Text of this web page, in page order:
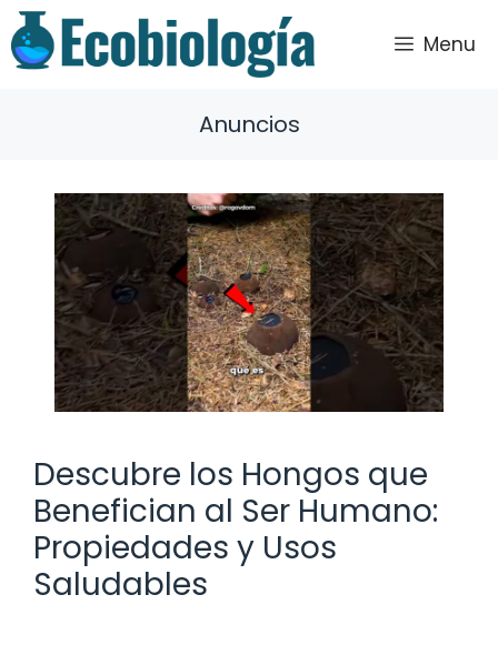
Saltar
al
contenido
Menu
Anuncios
Descubre los Hongos que
Benefician al Ser Humano:
Propiedades y Usos
Saludables